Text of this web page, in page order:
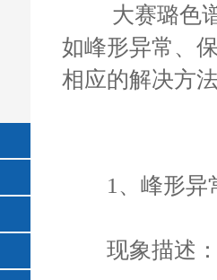
大赛璐色谱
如峰形异常、
相应的解决方
1、峰形异
现象描述：